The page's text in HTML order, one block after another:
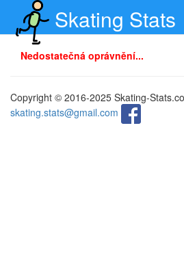
Skating Stats
Nedostatečná oprávnění...
Copyright © 2016-2025 Skating-
skating.stats@gmail.com